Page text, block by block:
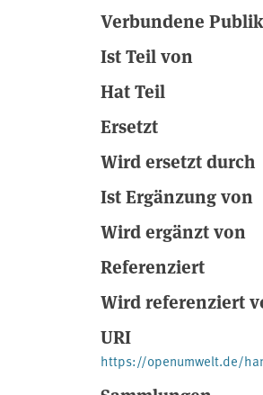
Verbundene
Ist Teil von
Hat Teil
Ersetzt
Wird ersetzt durch
Ist Ergänzung von
Wird ergänzt von
Referenziert
Wird referenziert
URI
https://openumwelt.de/